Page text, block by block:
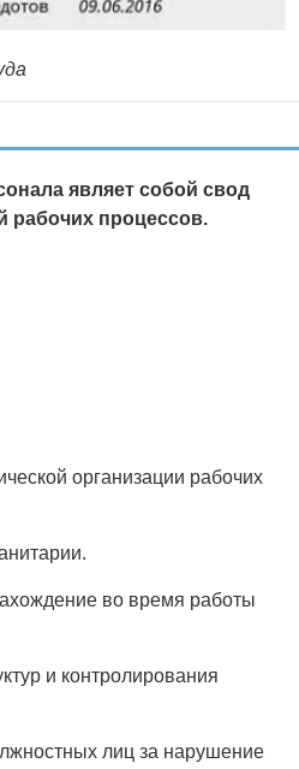
являет собой свод
рабочих процессов.
организации рабочих
во время работы
и контролирования
лиц за нарушение